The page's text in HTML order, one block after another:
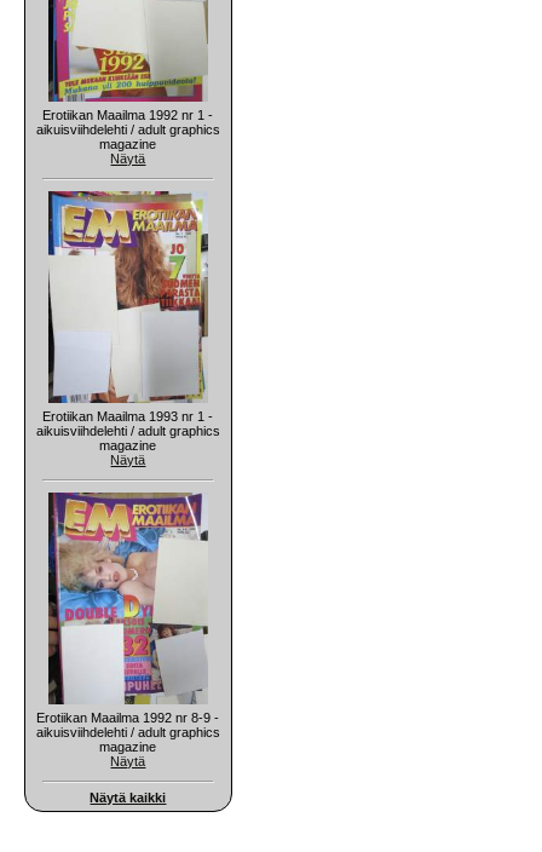
Erotiikan Maailma 1992 nr 1 -
aikuisviihdelehti / adult graphics
magazine
Näytä
Erotiikan Maailma 1993 nr 1 -
aikuisviihdelehti / adult graphics
magazine
Näytä
Erotiikan Maailma 1992 nr 8-9 -
aikuisviihdelehti / adult graphics
magazine
Näytä
Näytä kaikki